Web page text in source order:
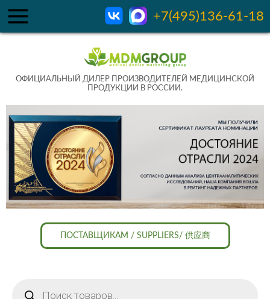
+7(495)136-61-18
ОФИЦИАЛЬНЫЙ ДИЛЕР ПРОИЗВОДИТЕЛЕЙ МЕДИЦИНСКОЙ
ПРОДУКЦИИ В РОССИИ.
ПОСТАВЩИКАМ / SUPPLIERS/ 供应商
товаров